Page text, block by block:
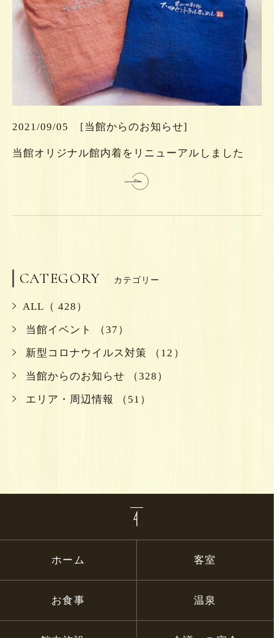
2021/09/05 [当館からのお知らせ]
当館オリジナル館内着をリニューアルしました
は
こ
ち
ら
CATEGORY カテゴリー
ALL（ 428）
当館イベント （37）
新型コロナウイルス対策 （12）
当館からのお知らせ （328）
エリア・周辺情報 （51）
ホーム 客室
お食事 温泉